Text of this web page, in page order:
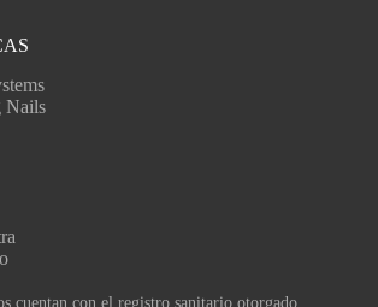
Nails
cuentan con el registro sanitario otorgado